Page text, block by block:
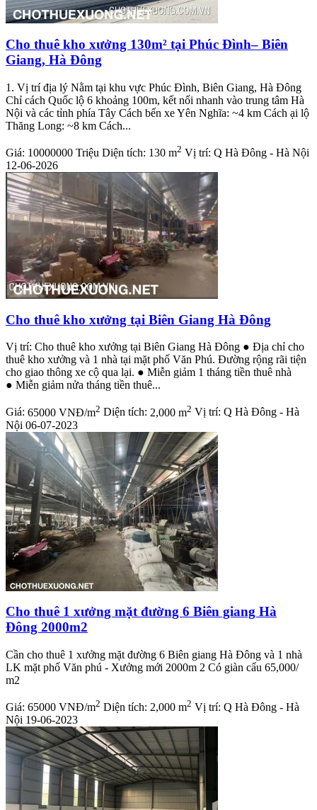
Cho thuê kho xưởng 130m² tại Phúc Đình– Biên
Giang, Hà Đông
1. Vị trí địa lý Nằm tại khu vực Phúc Đình, Biên Giang, Hà Đông
Chỉ cách Quốc lộ 6 khoảng 100m, kết nối nhanh vào trung tâm Hà
Nội và các tỉnh phía Tây Cách bến xe Yên Nghĩa: ~4 km Cách ại lộ
Thăng Long: ~8 km Cách...
Giá: 10000000 Triệu Diện tích: 130 m2 Vị trí: Q Hà Đông - Hà Nội
12-06-2026
Cho thuê kho xưởng tại Biên Giang Hà Đông
Vị trí: Cho thuê kho xưởng tại Biên Giang Hà Đông ● Địa chỉ cho
thuê kho xưởng và 1 nhà tại mặt phố Văn Phú. Đường rộng rãi tiện
cho giao thông xe cộ qua lại. ● Miễn giảm 1 tháng tiền thuê nhà
● Miễn giảm nửa tháng tiền thuê...
Giá: 65000 VNĐ/m2 Diện tích: 2,000 m2 Vị trí: Q Hà Đông - Hà
Nội 06-07-2023
Cho thuê 1 xưởng mặt đường 6 Biên giang Hà
Đông 2000m2
Cần cho thuê 1 xưởng mặt đường 6 Biên giang Hà Đông và 1 nhà
LK mặt phố Văn phú - Xưởng mới 2000m 2 Có giàn cẩu 65,000/
m2
Giá: 65000 VNĐ/m2 Diện tích: 2,000 m2 Vị trí: Q Hà Đông - Hà
Nội 19-06-2023